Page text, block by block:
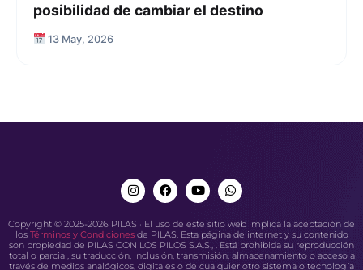
posibilidad de cambiar el destino
13 May, 2026
Copyright © 2025-2026 PILAS · El uso de este sitio web implica la aceptación de
los Términos y Condicionesde PILAS. Esta página de internet y su contenido
son propiedad de PILAS CON LOS PILOS S.A.S., . Está prohibida su reproducción
total o parcial, su traducción, inclusión, transmisión, almacenamiento o acceso a
través de medios analógicos, digitales o de cualquier otro sistema o tecnología